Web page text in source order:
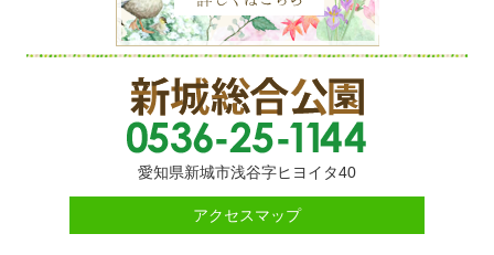
愛知県新城市浅谷字ヒヨイタ40
アクセスマップ